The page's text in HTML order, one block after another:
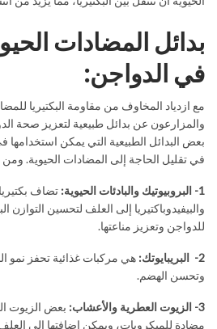
بدائل المضادات
في الدواجن:
مع ازدياد المخاوف من مقاومة البكتيريا
والمزارعون عن بدائل طبيعية لتعزيز صحة
بعض البدائل الطبيعية التي يمكن
في تقليل الحاجة إلى المضادات الحيوية. ومن
1- البروبيوتيك والبادئات الحيوية:
تضاف
والبيفيدوباكتيريا إلى العلف لتحسين
للدواجن وتعزيز مناعتها.
2- البريبايوتك:
هي مركبات غذائية تحفز نمو
وتحسن الهضم.
3- الزيوت العطرية والأعشاب:
بعض الزيوت
مضادة للميكروبات، ويمكن إضافتها إلى